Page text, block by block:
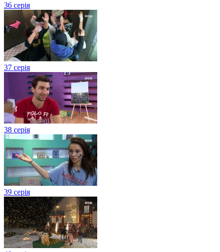
36 серія
37 серія
38 серія
39 серія